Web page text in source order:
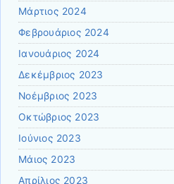
Μάρτιος 2024
Φεβρουάριος 2024
Ιανουάριος 2024
Δεκέμβριος 2023
Νοέμβριος 2023
Οκτώβριος 2023
Ιούνιος 2023
Μάιος 2023
Απρίλιος 2023